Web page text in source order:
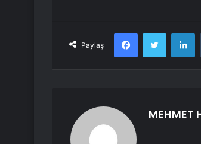
Paylaş
FacebookTwitter
MEHMET